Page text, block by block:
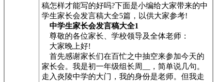
稿怎样才能写的好吗?下面是小编给大家带来的中
学生家长会发言稿大全5篇，以供大家参考!
中学生家长会发言稿大全1
尊敬的各位家长、学校领导及全体老师：
大家晚上好!
首先感谢家长们在百忙之中抽空来参加今天的
家长会。我是初一年级组长周__，简单说几句。
走入炎陵中学的大门，我的身份是老师。但我走